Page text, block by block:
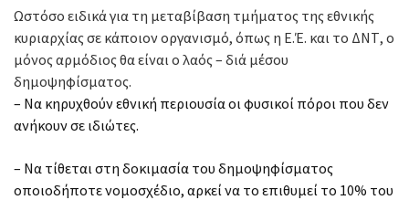
Ωστόσο ειδικά για τη μεταβίβαση τμήματος της εθνικής
κυριαρχίας σε κάποιον οργανισμό, όπως η Ε.Έ. και το ΔΝΤ, ο
μόνος αρμόδιος θα είναι ο λαός – διά μέσου
δημοψηφίσματος.
– Να κηρυχθούν εθνική περιουσία οι φυσικοί πόροι που δεν
ανήκουν σε ιδιώτες.
– Να τίθεται στη δοκιμασία του δημοψηφίσματος
οποιοδήποτε νομοσχέδιο, αρκεί να το επιθυμεί το 10% του